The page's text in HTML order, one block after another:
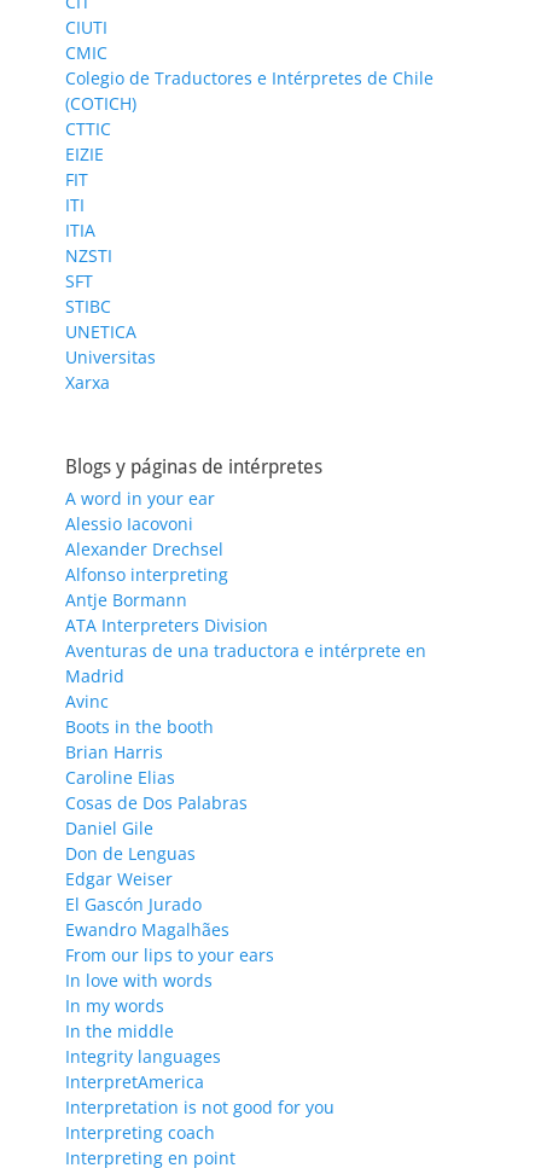
CIUTI
CMIC
Colegio de Traductores e Intérpretes de Chile
(COTICH)
CTTIC
EIZIE
FIT
ITI
ITIA
NZSTI
SFT
STIBC
UNETICA
Universitas
Xarxa
Blogs y páginas de intérpretes
A word in your ear
Alessio Iacovoni
Alexander Drechsel
Alfonso interpreting
Antje Bormann
ATA Interpreters Division
Aventuras de una traductora e intérprete en
Madrid
Avinc
Boots in the booth
Brian Harris
Caroline Elias
Cosas de Dos Palabras
Daniel Gile
Don de Lenguas
Edgar Weiser
El Gascón Jurado
Ewandro Magalhães
From our lips to your ears
In love with words
In my words
In the middle
Integrity languages
InterpretAmerica
Interpretation is not good for you
Interpreting coach
Interpreting en point